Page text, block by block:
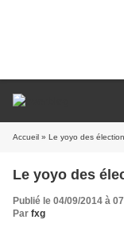
Accueil » Le yoyo des
Le yoyo des
Publié le 04/09/2014 à
Par fxg